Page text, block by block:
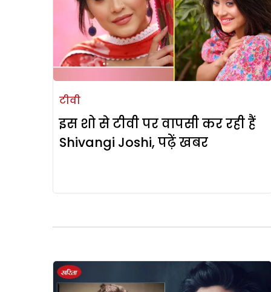
टीवी
इस शो से टीवी पर वापसी कर रही हैं
Shivangi Joshi, पढ़ें खबर